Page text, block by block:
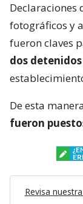
Declaraciones
fotográficos y
fueron claves
dos detenidos
De esta
fueron
Revisa